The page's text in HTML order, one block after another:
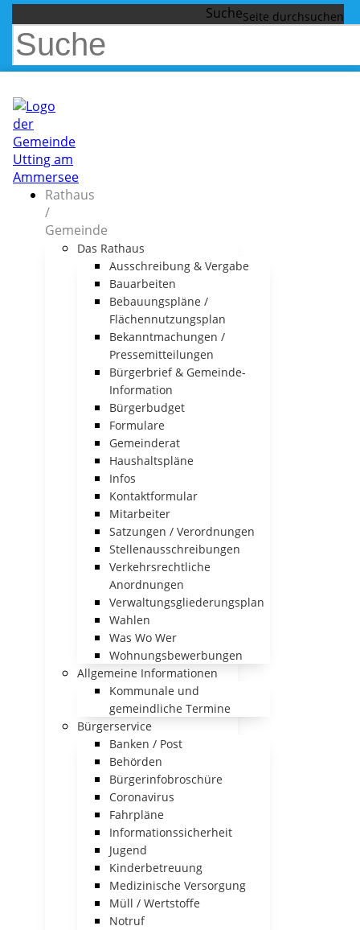
Suche
Rathaus
/
Gemeinde
Das Rathaus
Ausschreibung & Vergabe
Bauarbeiten
Bebauungspläne /
Flächennutzungsplan
Bekanntmachungen /
Pressemitteilungen
Bürgerbrief & Gemeinde-
Information
Bürgerbudget
Formulare
Gemeinderat
Haushaltspläne
Infos
Kontaktformular
Mitarbeiter
Satzungen / Verordnungen
Stellenausschreibungen
Verkehrsrechtliche
Anordnungen
Verwaltungsgliederungsplan
Wahlen
Was Wo Wer
Wohnungsbewerbungen
Allgemeine Informationen
Kommunale und
gemeindliche Termine
Bürgerservice
Banken / Post
Behörden
Bürgerinfobroschüre
Coronavirus
Fahrpläne
Informationssicherheit
Jugend
Kinderbetreuung
Medizinische Versorgung
Müll / Wertstoffe
Notruf